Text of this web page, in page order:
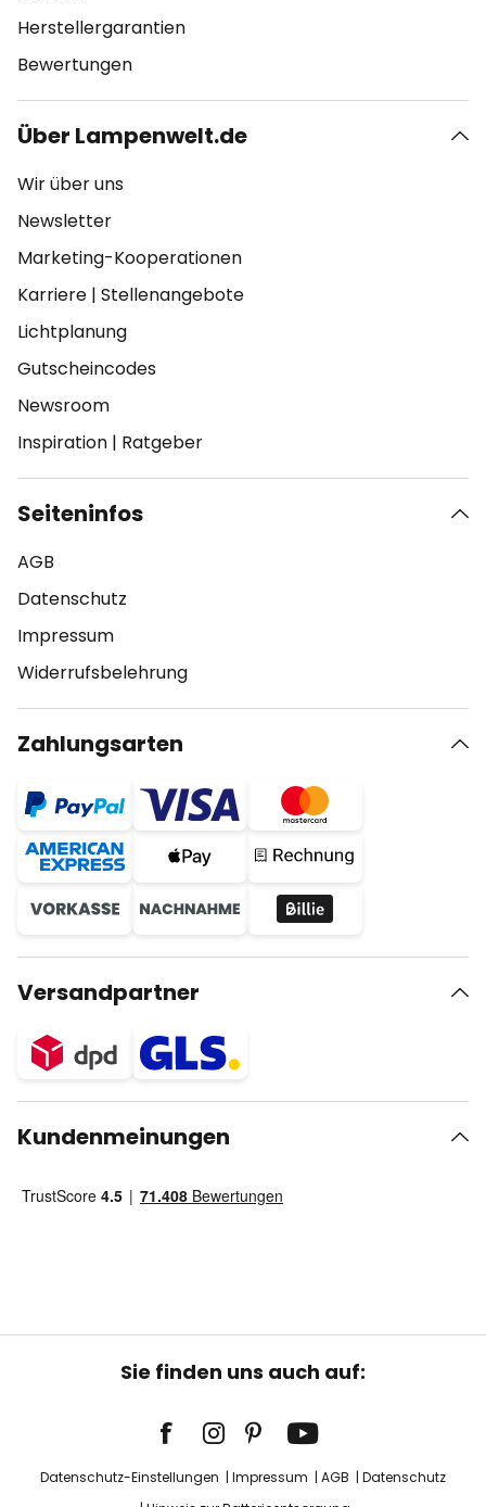
Herstellergarantien
Bewertungen
Über Lampenwelt.de
Wir über uns
Newsletter
Marketing-Kooperationen
Karriere | Stellenangebote
Lichtplanung
Gutscheincodes
Newsroom
Inspiration | Ratgeber
Seiteninfos
AGB
Datenschutz
Impressum
Widerrufsbelehrung
Zahlungsarten
Versandpartner
Kundenmeinungen
Sie finden uns auch auf:
Datenschutz-Einstellungen Impressum AGB
Datenschutz